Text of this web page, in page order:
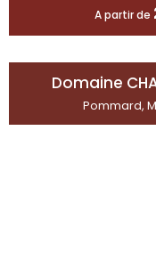
A partir de
Domaine
Pommard,